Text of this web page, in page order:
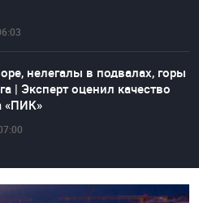
нелегалы в подвалах, горы
| Эксперт оценил качество
«ПИК»